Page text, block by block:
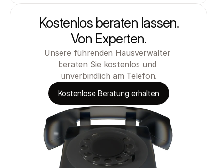
Kostenlos beraten lassen.
Von Experten.
Unsere führenden Hausverwalter
beraten Sie kostenlos und
unverbindlich am Telefon.
Kostenlose Beratung erhalten